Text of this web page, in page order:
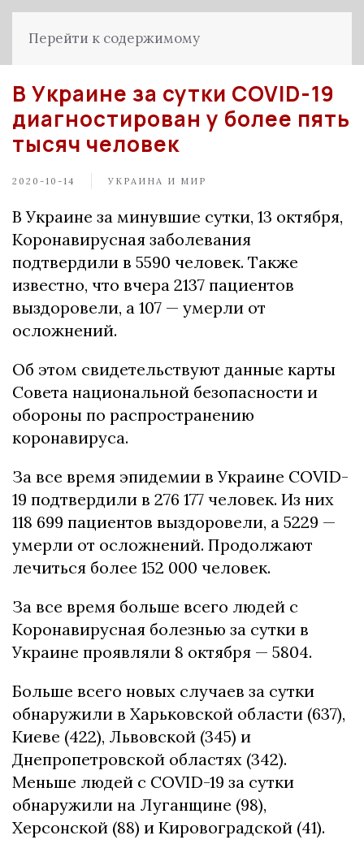
Перейти к содержимому
В Украине за сутки COVID-19
диагностирован у более пять
тысяч человек
2020-10-14 УКРАИНА И МИР
В Украине за минувшие сутки, 13 октября,
Коронавирусная заболевания
подтвердили в 5590 человек. Также
известно, что вчера 2137 пациентов
выздоровели, а 107 — умерли от
осложнений.
Об этом свидетельствуют данные карты
Совета национальной безопасности и
обороны по распространению
коронавируса.
За все время эпидемии в Украине COVID-
19 подтвердили в 276 177 человек. Из них
118 699 пациентов выздоровели, а 5229 —
умерли от осложнений. Продолжают
лечиться более 152 000 человек.
За все время больше всего людей с
Коронавирусная болезнью за сутки в
Украине проявляли 8 октября — 5804.
Больше всего новых случаев за сутки
обнаружили в Харьковской области (637),
Киеве (422), Львовской (345) и
Днепропетровской областях (342).
Меньше людей с COVID-19 за сутки
обнаружили на Луганщине (98),
Херсонской (88) и Кировоградской (41).